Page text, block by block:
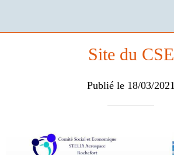
Site du CSE
Publié le 18/03/2021